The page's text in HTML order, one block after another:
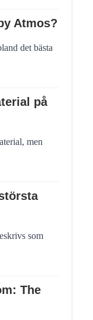
Atmos?
det bästa
på
men
som
The